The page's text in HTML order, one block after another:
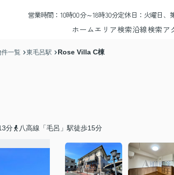
営業時間：10時00分～18時30分定休日：火曜日、
ホームエリア検索沿線検索ア
一覧 東毛呂駅 Rose Villa C棟
分 八高線「毛呂」駅徒歩15分